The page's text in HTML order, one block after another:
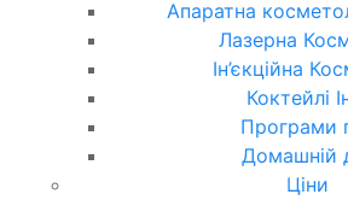
Апаратна
Лазерна
Ін’єкційна
Коктейлі
Програми
Домашній
Ціни